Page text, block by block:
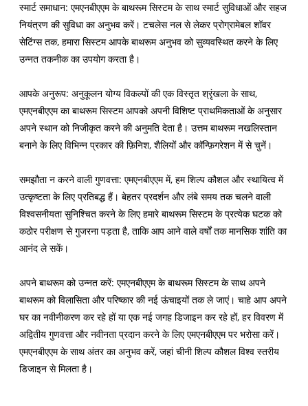
स्मार्ट समाधान: एमएनबीएएम के बाथरूम सिस्टम के साथ स्मार्ट सुविधाओं और सहज
नियंत्रण की सुविधा का अनुभव करें। टचलेस नल से लेकर प्रोग्रामेबल शॉवर
सेटिंग्स तक, हमारा सिस्टम आपके बाथरूम अनुभव को सुव्यवस्थित करने के लिए
उन्नत तकनीक का उपयोग करता है।
आपके अनुरूप: अनुकूलन योग्य विकल्पों की एक विस्तृत श्रृंखला के साथ,
एमएनबीएएम का बाथरूम सिस्टम आपको अपनी विशिष्ट प्राथमिकताओं के अनुसार
अपने स्थान को निजीकृत करने की अनुमति देता है। उत्तम बाथरूम नखलिस्तान
बनाने के लिए विभिन्न प्रकार की फ़िनिश, शैलियों और कॉन्फ़िगरेशन में से चुनें।
समझौता न करने वाली गुणवत्ता: एमएनबीएएम में, हम शिल्प कौशल और स्थायित्व में
उत्कृष्टता के लिए प्रतिबद्ध हैं। बेहतर प्रदर्शन और लंबे समय तक चलने वाली
विश्वसनीयता सुनिश्चित करने के लिए हमारे बाथरूम सिस्टम के प्रत्येक घटक को
कठोर परीक्षण से गुजरना पड़ता है, ताकि आप आने वाले वर्षों तक मानसिक शांति का
आनंद ले सकें।
अपने बाथरूम को उन्नत करें: एमएनबीएएम के बाथरूम सिस्टम के साथ अपने
बाथरूम को विलासिता और परिष्कार की नई ऊंचाइयों तक ले जाएं। चाहे आप अपने
घर का नवीनीकरण कर रहे हों या एक नई जगह डिजाइन कर रहे हों, हर विवरण में
अद्वितीय गुणवत्ता और नवीनता प्रदान करने के लिए एमएनबीएएम पर भरोसा करें।
एमएनबीएएम के साथ अंतर का अनुभव करें, जहां चीनी शिल्प कौशल विश्व स्तरीय
डिजाइन से मिलता है।